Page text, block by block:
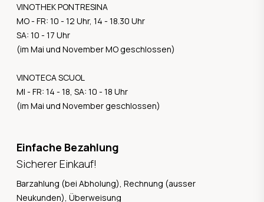
VINOTHEK PONTRESINA
MO - FR: 10 - 12 Uhr, 14 - 18.30 Uhr
SA: 10 - 17 Uhr
(im Mai und November MO geschlossen)
VINOTECA SCUOL
MI - FR: 14 - 18, SA: 10 - 18 Uhr
(im Mai und November geschlossen)
Einfache Bezahlung
Sicherer Einkauf!
Barzahlung (bei Abholung), Rechnung (ausser
Neukunden), Überweisung